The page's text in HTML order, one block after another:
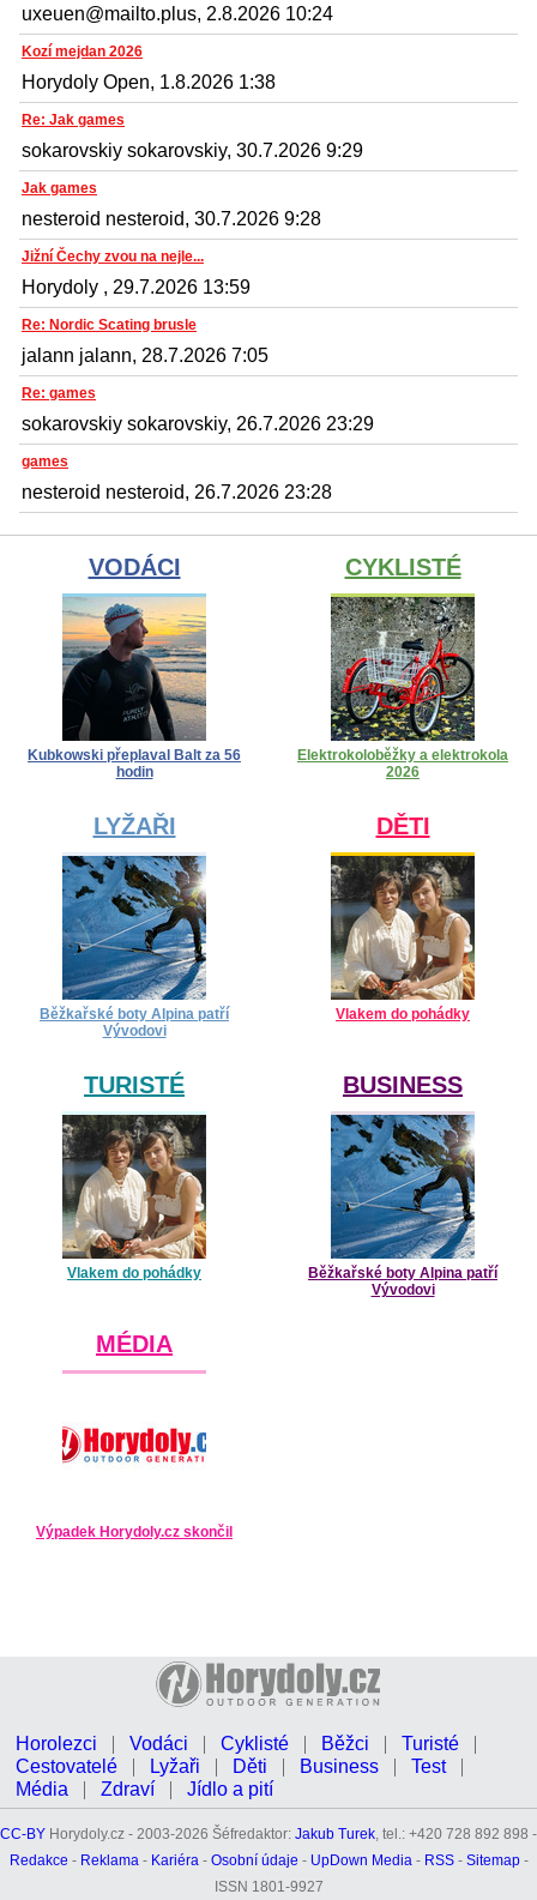
uxeuen@mailto.plus, 2.8.2026 10:24
Kozí mejdan 2026
Horydoly Open, 1.8.2026 1:38
Re: Jak games
sokarovskiy sokarovskiy, 30.7.2026 9:29
Jak games
nesteroid nesteroid, 30.7.2026 9:28
Jižní Čechy zvou na nejle...
Horydoly , 29.7.2026 13:59
Re: Nordic Scating brusle
jalann jalann, 28.7.2026 7:05
Re: games
sokarovskiy sokarovskiy, 26.7.2026 23:29
games
nesteroid nesteroid, 26.7.2026 23:28
VODÁCI
Kubkowski přeplaval Balt za 56
hodin
CYKLISTÉ
Elektrokoloběžky a elektrokola
2026
LYŽAŘI
Běžkařské boty Alpina patří
Vývodovi
DĚTI
Vlakem do pohádky
TURISTÉ
Vlakem do pohádky
BUSINESS
Běžkařské boty Alpina patří
Vývodovi
MÉDIA
Výpadek Horydoly.cz skončil
Horolezci Vodáci Cyklisté Běžci
Turisté
Cestovatelé
Lyžaři Děti Business
Test
Média
Zdraví Jídlo a pití
CC-BY Horydoly.cz - 2003-2026 Šéfredaktor: Jakub Turek , tel.: +420 728 892 898 -
Redakce - Reklama - Kariéra - Osobní údaje - UpDown Media - RSS- Sitemap-
ISSN 1801-9927